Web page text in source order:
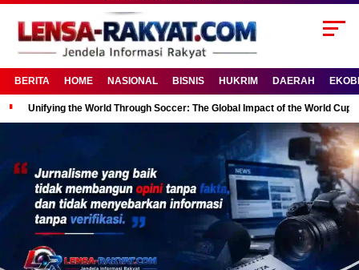
BERITA HOME NASIONAL BISNIS HUKRIM DAERAH
Unifying the World Through Soccer: The Global Impact of the World Cup